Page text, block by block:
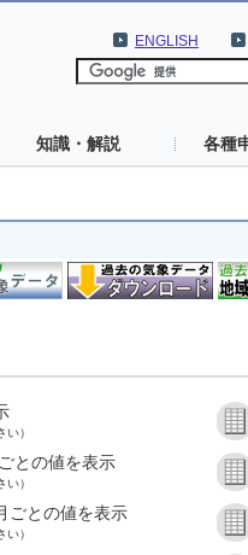
ENGLISH
知識・解説 各種
い）
との値を表示
い）
ごとの値を表示
い）